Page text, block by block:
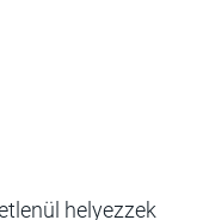
helyezzek